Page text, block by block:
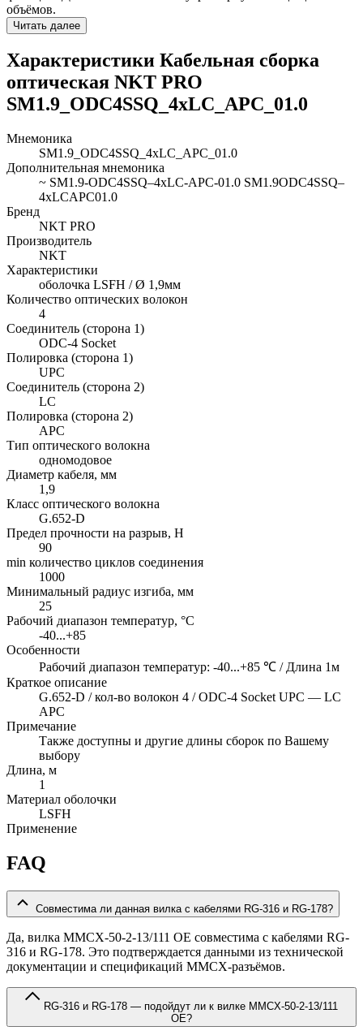
объёмов.
Читать далее
Характеристики Кабельная сборка
оптическая NKT PRO
SM1.9_ODC4SSQ_4xLC_APC_01.0
Мнемоника
SM1.9_ODC4SSQ_4xLC_APC_01.0
Дополнительная мнемоника
~ SM1.9-ODC4SSQ–4xLC-APC-01.0 SM1.9ODC4SSQ–
4xLCAPC01.0
Бренд
NKT PRO
Производитель
NKT
Характеристики
оболочка LSFH / Ø 1,9мм
Количество оптических волокон
4
Соединитель (сторона 1)
ODC-4 Socket
Полировка (сторона 1)
UPC
Соединитель (сторона 2)
LC
Полировка (сторона 2)
APC
Тип оптического волокна
одномодовое
Диаметр кабеля, мм
1,9
Класс оптического волокна
G.652-D
Предел прочности на разрыв, H
90
min количество циклов соединения
1000
Минимальный радиус изгиба, мм
25
Рабочий диапазон температур, °C
-40...+85
Особенности
Рабочий диапазон температур: -40...+85 ℃ / Длина 1м
Краткое описание
G.652-D / кол-во волокон 4 / ODC-4 Socket UPC — LC
APC
Примечание
Также доступны и другие длины сборок по Вашему
выбору
Длина, м
1
Материал оболочки
LSFH
Применение
FAQ
Совместима ли данная вилка с кабелями RG-316 и RG-178?
Да, вилка MMCX-50-2-13/111 OE совместима с кабелями RG-
316 и RG-178. Это подтверждается данными из технической
документации и спецификаций MMCX-разъёмов.
OE?